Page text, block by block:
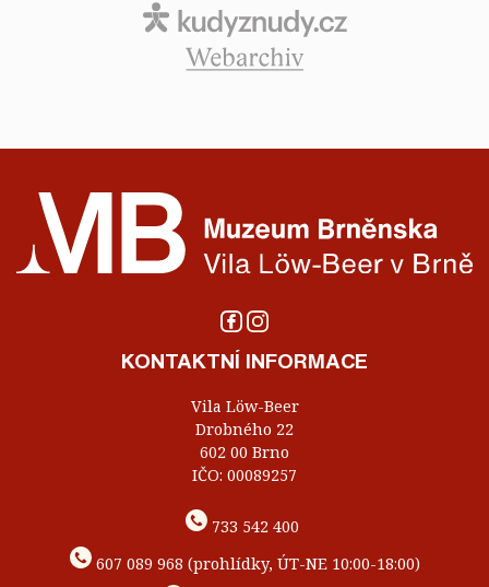
KONTAKTNÍ INFORMACE
Vila Löw-Beer
Drobného 22
602 00 Brno
IČO: 00089257
733 542 400
607 089 968 (prohlídky, ÚT-NE 10:00-18:00)